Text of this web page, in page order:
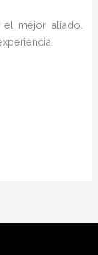
mejor aliado.